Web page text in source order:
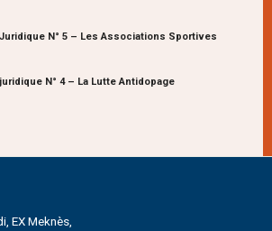
N° 5 – Les Associations Sportives
N° 4 – La Lutte Antidopage
EX Meknès,